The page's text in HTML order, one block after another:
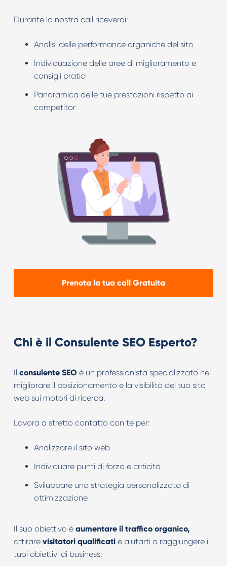
Durante la nostra call riceverai:
Analisi delle performance organiche del sito
Individuazione delle aree di miglioramento e
consigli pratici
Panoramica delle tue prestazioni rispetto ai
competitor
Prenota la tua call Gratuita
Chi è il Consulente SEO Esperto?
Il consulente SEO è un professionista specializzato nel
migliorare il posizionamento e la visibilità del tuo sito
web sui motori di ricerca.
Lavora a stretto contatto con te per:
Analizzare il sito web
Individuare punti di forza e criticità
Sviluppare una strategia personalizzata di
ottimizzazione
Il suo obiettivo è aumentare il traffico organico,
attirare visitatori qualificatie aiutarti a raggiungere i
tuoi obiettivi di business.